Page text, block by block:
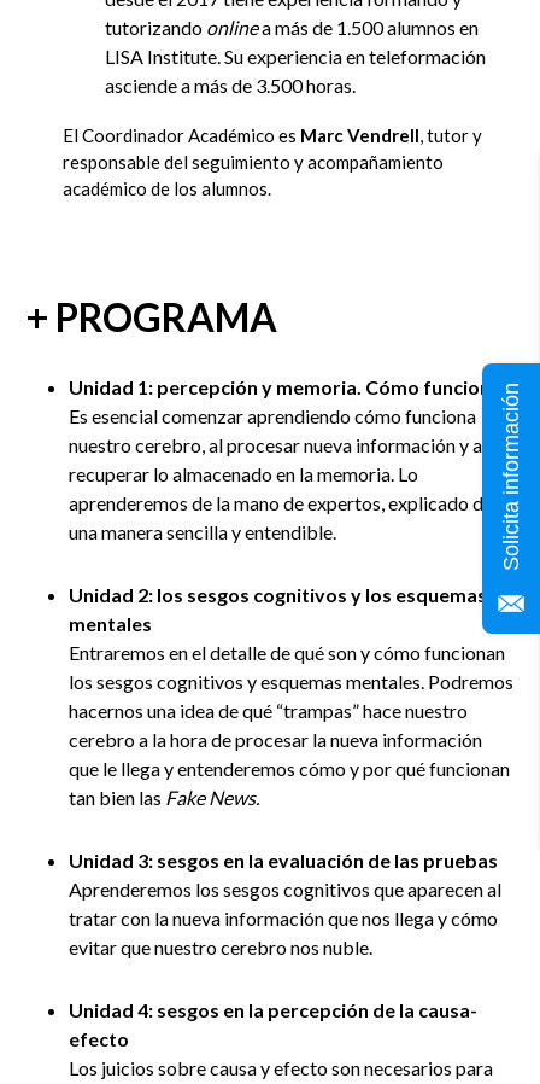
tutorizando onlinea más de 1.500 alumnos en
LISA Institute. Su experiencia en teleformación
asciende a más de 3.500 horas.
El Coordinador Académico es Marc Vendrell, tutor y
responsable del seguimiento y acompañamiento
académico de los alumnos.
+ PROGRAMA
Unidad 1: percepción y memoria. Cómo funcionan
Es esencial comenzar aprendiendo cómo funciona
nuestro cerebro, al procesar nueva información y al
recuperar lo almacenado en la memoria. Lo
aprenderemos de la mano de expertos, explicado de
una manera sencilla y entendible.
Unidad 2: los sesgos cognitivos y los esquemas
mentales
Entraremos en el detalle de qué son y cómo funcionan
los sesgos cognitivos y esquemas mentales. Podremos
hacernos una idea de qué “trampas” hace nuestro
cerebro a la hora de procesar la nueva información
que le llega y entenderemos cómo y por qué funcionan
tan bien las Fake News.
Unidad 3: sesgos en la evaluación de las pruebas
Aprenderemos los sesgos cognitivos que aparecen al
tratar con la nueva información que nos llega y cómo
evitar que nuestro cerebro nos nuble.
Unidad 4: sesgos en la percepción de la causa-
efecto
Los juicios sobre causa y efecto son necesarios para
Solicita información